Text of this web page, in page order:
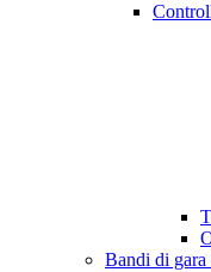
Bandi di gara